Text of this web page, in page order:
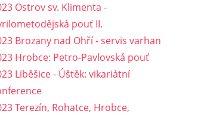
Ostrov sv. Klimenta -
pouť II.
Brozany nad Ohří - servis varhan
Hrobce: Petro-Pavlovská pouť
Liběšice - Úštěk: vikariátní
Terezín, Rohatce, Hrobce,